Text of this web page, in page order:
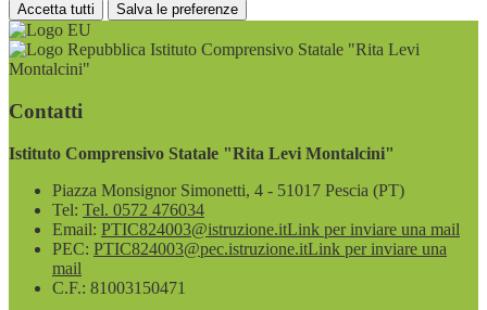
Accetta tutti Salva le preferenze
Istituto Comprensivo Statale "Rita Levi
Montalcini"
Contatti
Istituto Comprensivo Statale "Rita Levi Montalcini"
Piazza Monsignor Simonetti, 4 - 51017 Pescia (PT)
Tel: Tel. 0572 476034
Email: PTIC824003@istruzione.itLink per inviare una mail
PEC: PTIC824003@pec.istruzione.itLink per inviare una
mail
C.F.: 81003150471